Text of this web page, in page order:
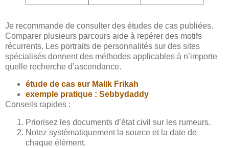
Je recommande de consulter des études de cas publiées.
Comparer plusieurs parcours aide à repérer des motifs
récurrents. Les portraits de personnalités sur des sites
spécialisés donnent des méthodes applicables à n’importe
quelle recherche d’ascendance.
étude de cas sur Malik Frikah
exemple pratique : Sebbydaddy
Conseils rapides :
Priorisez les documents d’état civil sur les rumeurs.
Notez systématiquement la source et la date de
chaque élément.